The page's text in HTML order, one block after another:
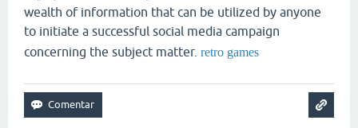
wealth of information that can be utilized by anyone
to initiate a successful social media campaign
concerning the subject matter. retro games